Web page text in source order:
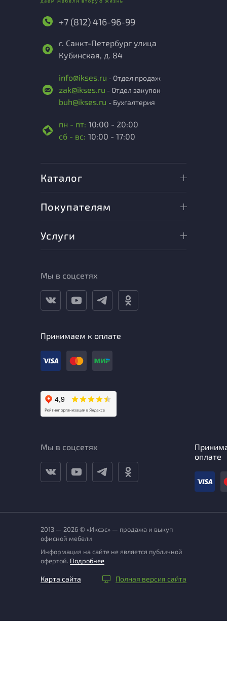
+7 (812) 416-96-99
г. Санкт-Петербург улица
Кубинская, д. 84
info@ikses.ru - Отдел продаж
zak@ikses.ru - Отдел закупок
buh@ikses.ru - Бухгалтерия
пн - пт: 10:00 - 20:00
сб - вс: 10:00 - 17:00
Каталог
Покупателям
Услуги
Мы в соцсетях
Принимаем к оплате
Мы в соцсетях
оплате
2013 — 2026 © «Иксэс» — продажа и выкуп
офисной мебели
Информация на сайте не является публичной
офертой. Подробнее
Карта сайта Полная версия сайта